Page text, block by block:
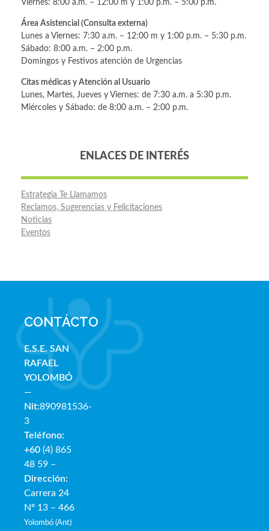
Viernes: 8:00 a.m. – 12:00 m y 1:00 p.m. – 5:00 p.m.
Área Asistencial (Consulta externa)
Lunes a Viernes: 7:30 a.m. – 12:00 m y 1:00 p.m. – 5:30 p.m.
Sábado: 8:00 a.m. – 2:00 p.m.
Domingos y Festivos atención de Urgencias
Citas médicas y Atención al Usuario
Lunes, Martes, Jueves y Viernes: de 7:30 a.m. a 5:30 p.m.
Miércoles y Sábado: de 8:00 a.m. – 2:00 p.m.
ENLACES DE INTERÉS
Estrategia Te Llamamos
Reclamos, Sugerencias y Felicitaciones
Noticias
Eventos
CONTÁCTO
E.S.E. SAN
RAFAEL
YOLOMBÓ
—
Nit:890981536-
3
Teléfono:
+60 (4) 865
48 59 –
Dirección:
Carrera 24
Nº 13 – 466
Yolombó (Ant)